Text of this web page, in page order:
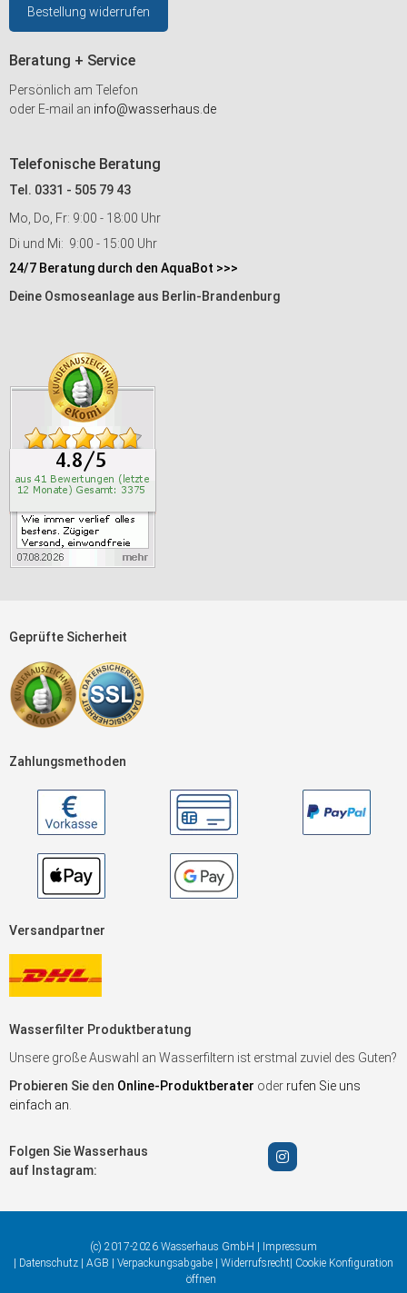
Bestellung widerrufen
Beratung + Service
Persönlich am Telefon
oder E-mail an info@wasserhaus.de
Telefonische Beratung
Tel. 0331 - 505 79 43
Mo, Do, Fr: 9:00 - 18:00 Uhr
Di und Mi: 9:00 - 15:00 Uhr
24/7 Beratung durch den AquaBot >>>
Deine Osmoseanlage aus Berlin-Brandenburg
Geprüfte Sicherheit
Zahlungsmethoden
Versandpartner
Wasserfilter Produktberatung
Unsere große Auswahl an Wasserfiltern ist erstmal zuviel des Guten?
Probieren Sie den Online-Produktberater oder rufen Sie uns
einfach an
Folgen Sie Wasserhaus
auf Instagram:
(c) 2017-2026 Wasserhaus GmbH |
Impressum
Datenschutz AGB Verpackungsabgabe Widerrufsrecht Cookie Konfiguration
öffnen